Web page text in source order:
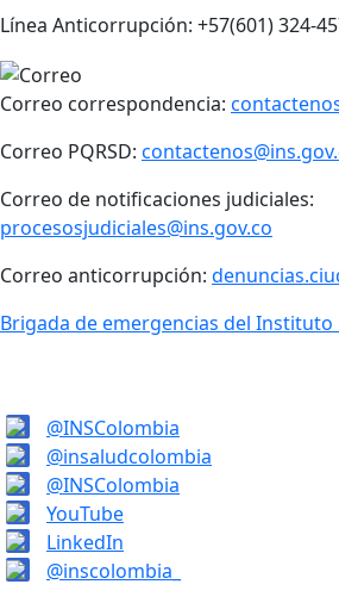
Línea Anticorrupción: +57(601) 324-
Correo correspondencia:
Correo PQRSD:
Correo de notificaciones judiciales:
procesosjudiciales@ins.gov.co
Correo anticorrupción:
Brigada de emergencias del Instituto
@INSColombia
@insaludcolombia
@INSColombia
YouTube
LinkedIn
@inscolombia_